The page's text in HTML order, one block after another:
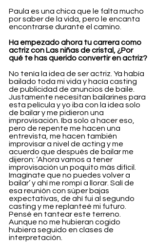
Paula es una chica que le falta mucho
por saber de la vida, pero le encanta
encontrarse durante el camino.
Ha empezado ahora tu carrera como
actriz con Las niñas de cristal, ¿Por
qué te has querido convertir en actriz?
No tenía la idea de ser actriz. Ya había
bailado toda mi vida y hacía casting
de publicidad de anuncios de baile.
Justamente necesitan bailarines para
esta película y yo iba con la idea solo
de bailar y me pidieron una
improvisación. Iba solo a hacer eso,
pero de repente me hacen una
entrevista, me hacen también
improvisar a nivel de acting y me
acuerdo que después de bailar me
dijeron: ‘Ahora vamos a tener
improvisación un poquito más difícil.
Imagínate que no puedes volver a
bailar’ y ahí me rompí a llorar. Salí de
esa reunión con súper bajas
expectativas, de ahí fui al segundo
casting y me replanteé mi futuro.
Pensé en tantear este terreno.
Aunque no me hubieran cogido
hubiera seguido en clases de
interpretación.